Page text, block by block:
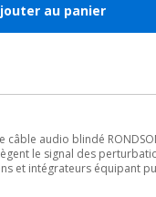
au panier
audio blindé
le signal des
et intégrateurs équipant